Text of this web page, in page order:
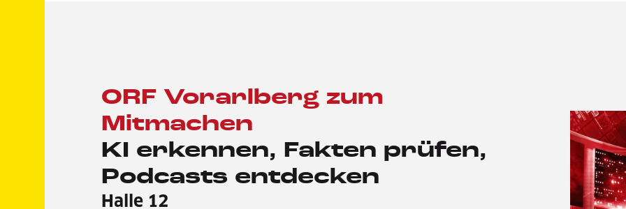
ORF Vorarlberg zum
Mitmachen
KI erkennen, Fakten prüfen,
Podcasts entdecken
Halle 12